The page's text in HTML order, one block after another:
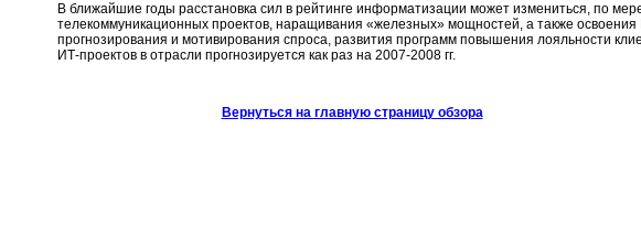
В ближайшие годы расстановка сил в рейтинге информатизации может измениться, по
телекоммуникационных проектов, наращивания «железных» мощностей, а также
прогнозирования и мотивирования спроса, развития программ повышения лояльности
ИТ-проектов в отрасли прогнозируется как раз на 2007-2008 гг.
Вернуться на главную страницу обзора